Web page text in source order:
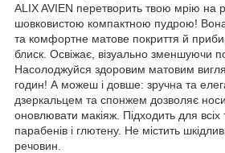
ALIX AVIEN перетворить твою мрію на
шовковистою компактною пудрою!
та комфортне матове покриття й
блиск. Освіжає, візуально зменшуючи
Насолоджуйся здоровим матовим
годин! А можеш і довше: зручна та
дзеркальцем та спонжем дозволяє
оновлювати макіяж. Підходить для всіх
парабенів і глютену. Не містить
речовин.